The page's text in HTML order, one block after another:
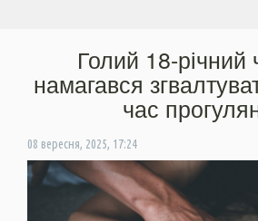
Голий 18-річний
намагався
час
08 вересня, 2025, 17:24